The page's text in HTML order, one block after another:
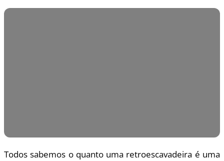
Todos sabemos o quanto uma retroescavadeira é uma